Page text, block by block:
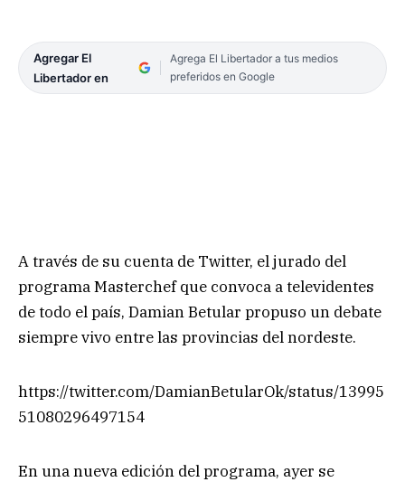
Agregar El
Libertador en
Agrega El Libertador a tus medios
preferidos en Google
A través de su cuenta de Twitter, el jurado del
programa Masterchef que convoca a televidentes
de todo el país, Damian Betular propuso un debate
siempre vivo entre las provincias del nordeste.
https://twitter.com/DamianBetularOk/status/13995
51080296497154
En una nueva edición del programa, ayer se